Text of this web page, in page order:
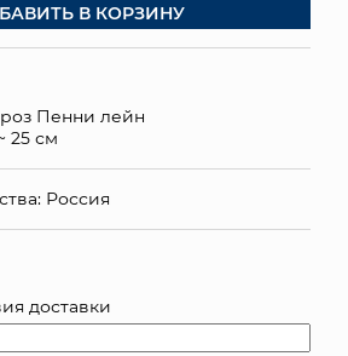
ПАКЕТЫ И СУМКИ
ТОРГОВЫЙ ЦЕНТР
ДОСТАВКА И ОПЛАТА
В КОРЗИНУ
роз Пенни лейн
25 см
Россия
доставки